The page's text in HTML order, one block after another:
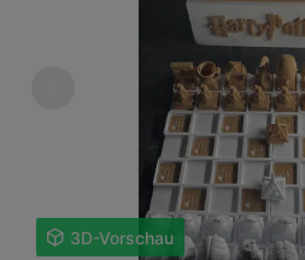
 3D-Vorschau